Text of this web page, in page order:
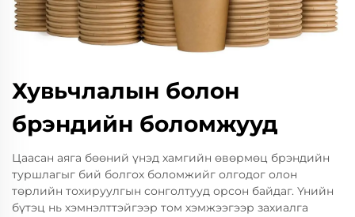
Хувьчлалын болон
брэндийн боломжууд
Цаасан аяга бөөний үнэд хамгийн өвөрмөц брэндийн
туршлагыг бий болгох боломжийг олгодог олон
төрлийн тохируулгын сонголтууд орсон байдаг. Үнийн
бүтэц нь хэмнэлттэйгээр том хэмжээгээр захиалга